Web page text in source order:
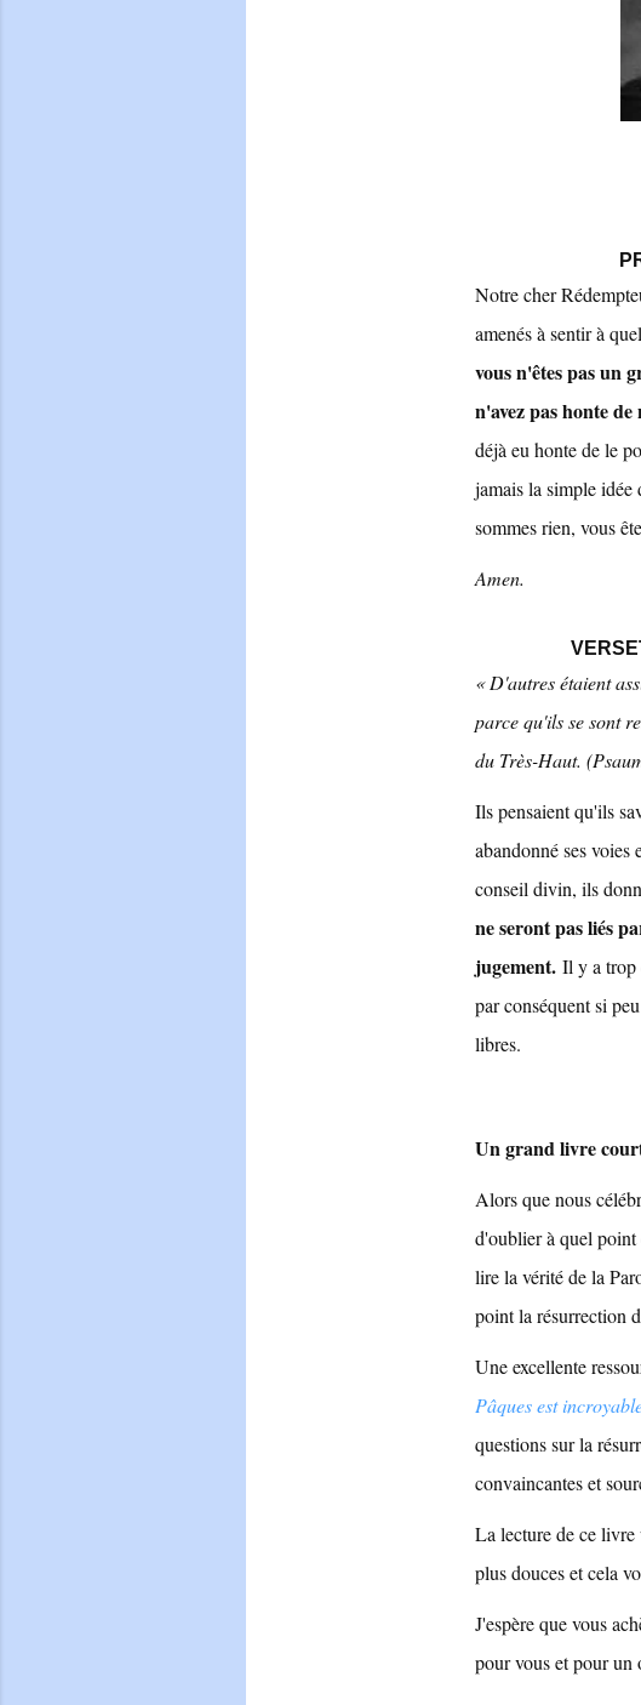
Notre cher
amenés à sentir à
vous n'êtes pas un
n'avez pas honte
déjà eu honte de le
jamais la simple idée
sommes rien, vous
Amen.
« D'autres étaient
parce qu'ils se sont
du Très-Haut.
Ils pensaient qu'ils
abandonné ses voies
conseil divin, ils
ne seront pas liés
jugement. Il y a trop
par conséquent si
libres.
Un grand livre
Alors que nous
d'oublier à quel point
lire la vérité de la
point la résurrection
Une excellente
Pâques est
questions sur la
convaincantes et
La lecture de ce livre
plus douces et cela
J'espère que vous
pour vous et pour un